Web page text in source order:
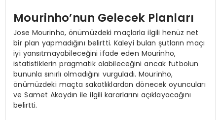
Mourinho’nun Gelecek Planları
Jose Mourinho, önümüzdeki maçlarla ilgili henüz net
bir plan yapmadığını belirtti. Kaleyi bulan şutların maçı
iyi yansıtmayabileceğini ifade eden Mourinho,
istatistiklerin pragmatik olabileceğini ancak futbolun
bununla sınırlı olmadığını vurguladı. Mourinho,
önümüzdeki maçta sakatlıklardan dönecek oyuncuları
ve Samet Akaydın ile ilgili kararlarını açıklayacağını
belirtti.